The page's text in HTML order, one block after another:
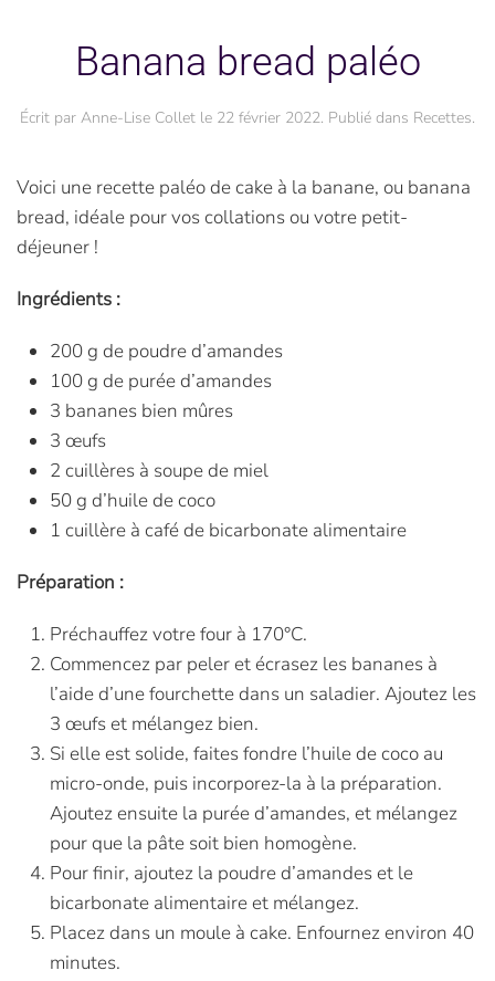
Banana bread paléo
Écrit par Anne-Lise Collet le 22 février 2022. Publié dans Recettes.
Voici une recette paléo de cake à la banane, ou banana
bread, idéale pour vos collations ou votre petit-
déjeuner !
Ingrédients :
200 g de poudre d’amandes
100 g de purée d’amandes
3 bananes bien mûres
3 œufs
2 cuillères à soupe de miel
50 g d’huile de coco
1 cuillère à café de bicarbonate alimentaire
Préparation :
Préchauffez votre four à 170°C.
Commencez par peler et écrasez les bananes à
l’aide d’une fourchette dans un saladier. Ajoutez les
3 œufs et mélangez bien.
Si elle est solide, faites fondre l’huile de coco au
micro-onde, puis incorporez-la à la préparation.
Ajoutez ensuite la purée d’amandes, et mélangez
pour que la pâte soit bien homogène.
Pour finir, ajoutez la poudre d’amandes et le
bicarbonate alimentaire et mélangez.
Placez dans un moule à cake. Enfournez environ 40
minutes.